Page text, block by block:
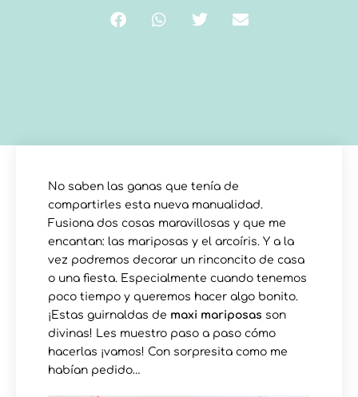
No saben las ganas que tenía de
compartirles esta nueva manualidad.
Fusiona dos cosas maravillosas y que me
encantan: las mariposas y el arcoíris. Y a la
vez podremos decorar un rinconcito de casa
o una fiesta. Especialmente cuando tenemos
poco tiempo y queremos hacer algo bonito.
¡Estas guirnaldas de maxi mariposas son
divinas! Les muestro paso a paso cómo
hacerlas ¡vamos! Con sorpresita como me
habían pedido…